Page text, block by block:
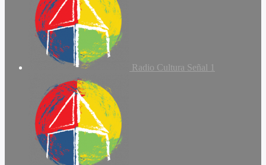
Radio Cultura Señal 1